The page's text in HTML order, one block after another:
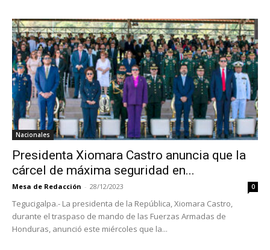
Nacionales
Presidenta Xiomara Castro anuncia que la
cárcel de máxima seguridad en...
Mesa de Redacción - 28/12/2023 0
Tegucigalpa.- La presidenta de la República, Xiomara Castro,
durante el traspaso de mando de las Fuerzas Armadas de
Honduras, anunció este miércoles que la...